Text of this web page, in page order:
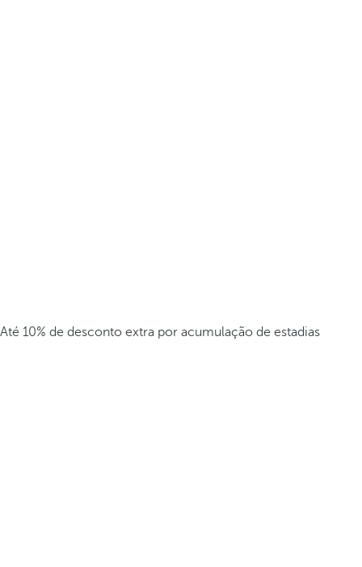
Até 10% de desconto extra por acumulação de estadias